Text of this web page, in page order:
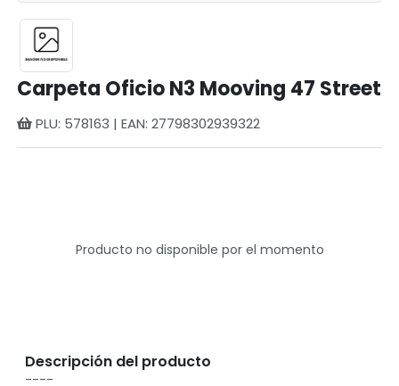
Carpeta Oficio N3 Mooving 47 Street
PLU: 578163 | EAN: 27798302939322
Producto no disponible por el momento
Descripción del producto
----